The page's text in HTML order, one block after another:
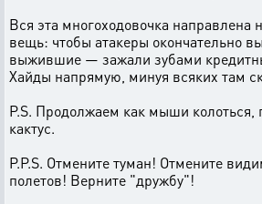
Вся эта многоходовочка направлена
вещь: чтобы атакеры окончательно
выжившие — зажали зубами
Хайды напрямую, минуя всяких там
P.S. Продолжаем как мыши колоться,
кактус.
P.P.S. Отмените туман! Отмените
полетов! Верните "дружбу"!